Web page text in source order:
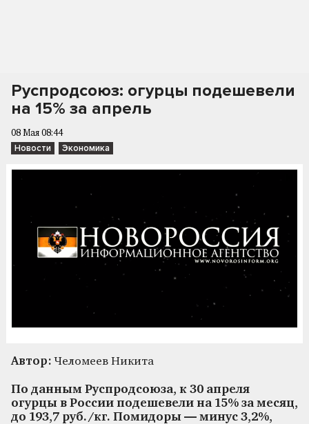
Руспродсоюз: огурцы подешевели
на 15% за апрель
08 Мая 08:44
Новости Экономика
Автор: Челомеев Никита
По данным Руспродсоюза, к 30 апреля
огурцы в России подешевели на 15% за месяц,
до 193,7 руб./кг. Помидоры — минус 3,2%,